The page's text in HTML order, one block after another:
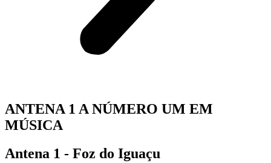
ANTENA 1 A NÚMERO UM EM
MÚSICA
Antena 1 - Foz do Iguaçu